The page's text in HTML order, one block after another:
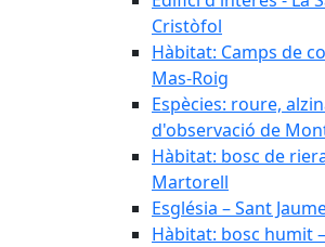
Cristòfol
Hàbitat: Camps de
Mas-Roig
Espècies: roure,
d'observació de
Hàbitat: bosc de
Martorell
Església – Sant
Hàbitat: bosc humit